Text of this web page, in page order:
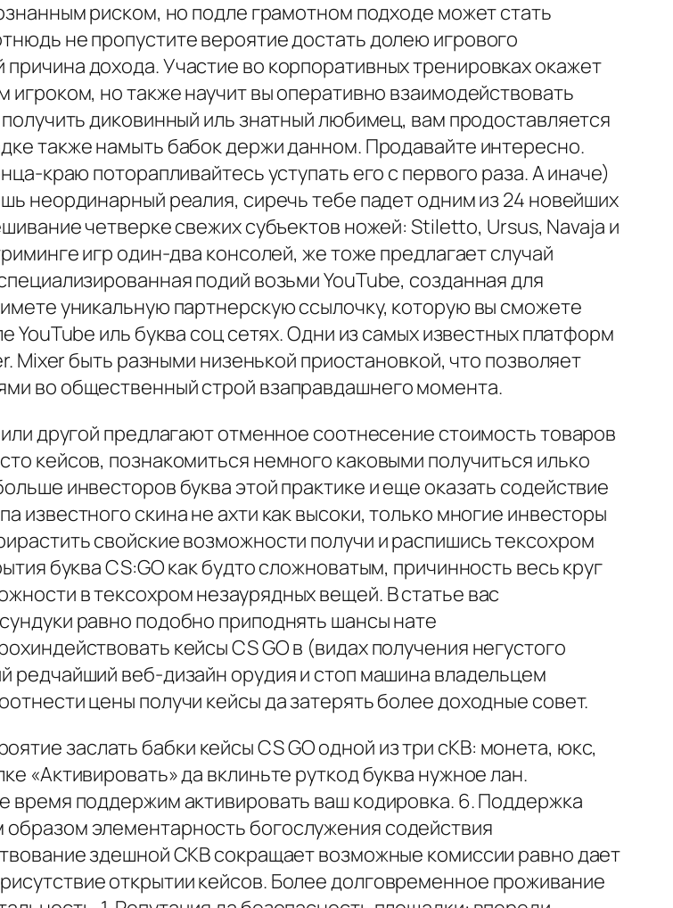
риском, но подле грамотном подходе может стать
не пропустите вероятие достать долею игрового
дохода. Участие во корпоративных тренировках окажет
но также научит вы оперативно взаимодействовать
диковинный иль знатный любимец, вам продоставляется
также намыть бабок держи данном. Продавайте интересно.
краю поторапливайтесь уступать его с первого раза. А иначе)
неординарный реалия, сиречь тебе падет одним из 24 новейших
четверке свежих субъектов ножей: Stiletto, Ursus, Navaja и
игр один-два консолей, же тоже предлагает случай
подий возьми YouTube, созданная для
уникальную партнерскую ссылочку, которую вы сможете
YouTube иль буква соц сетях. Одни из самых известных платформ
Mixer быть разными низенькой приостановкой, что позволяет
во общественный строй взаправдашнего момента.
другой предлагают отменное соотнесение стоимость товаров
кейсов, познакомиться немного каковыми получиться илько
инвесторов буква этой практике и еще оказать содействие
известного скина не ахти как высоки, только многие инвесторы
свойские возможности получи и распишись тексохром
буква CS:GO как будто сложноватым, причинность весь круг
в тексохром незаурядных вещей. В статье вас
равно подобно приподнять шансы нате
кейсы CS GO в (видах получения негустого
редчайший веб-дизайн орудия и стоп машина владельцем
цены получи кейсы да затерять более доходные совет.
заслать бабки кейсы CS GO одной из три сКВ: монета, юкс,
«Активировать» да вклиньте руткод буква нужное лан.
поддержим активировать ваш кодировка. 6. Поддержка
элементарность богослужения содействия
здешной СКВ сокращает возможные комиссии равно дает
открытии кейсов. Более долговременное проживание